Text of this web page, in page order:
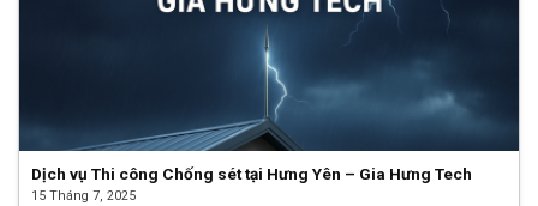
Dịch vụ Thi công Chống sét tại Hưng Yên – Gia Hưng Tech
15 Tháng 7, 2025